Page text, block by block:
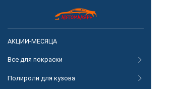
АКЦИИ-МЕСЯЦА
Все для покраски
Полироли для кузова